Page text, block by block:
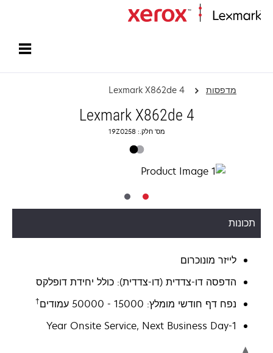
מדפסות Lexmark X862de 4
Lexmark X862de 4
מס' חלק.: 19Z0258
תכונות
לייזר מונוכרום
הדפסה דו-צדדית (דו-צדדית): כולל יחידת דופלקס
נפח דף חודשי מומלץ: 15000 - 50000 עמודים
†
1-Year Onsite Service, Next Business Day